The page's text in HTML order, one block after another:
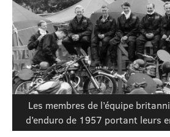
Les membres de l’équipe
d’enduro de 1957 portant leurs